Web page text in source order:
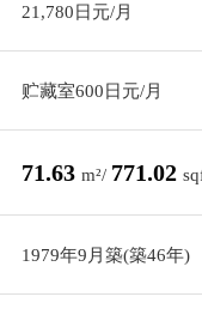
21,780日元/月
贮藏室600日元/月
71.63 m²/ 771.02
1979年9月築(築46年)